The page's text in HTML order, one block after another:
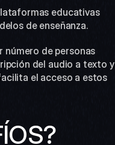
educativas
de enseñanza.
número de personas
del audio a texto y
el acceso a estos